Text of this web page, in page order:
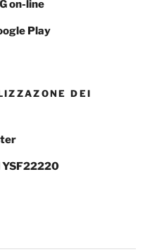
on-line
Play
DEI